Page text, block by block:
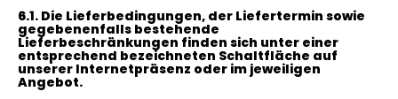
6.1. Die Lieferbedingungen, der Liefertermin sowie
gegebenenfalls bestehende
Lieferbeschränkungen finden sich unter einer
entsprechend bezeichneten Schaltfläche auf
unserer Internetpräsenz oder im jeweiligen
Angebot.